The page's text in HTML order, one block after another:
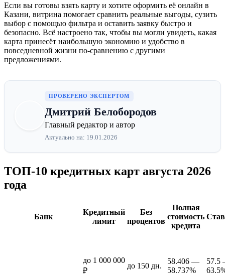
Если вы готовы взять карту и хотите оформить её онлайн в
Казани, витрина помогает сравнить реальные выгоды, сузить
выбор с помощью фильтра и оставить заявку быстро и
безопасно. Всё настроено так, чтобы вы могли увидеть, какая
карта принесёт наибольшую экономию и удобство в
повседневной жизни по-сравнению с другими
предложениями.
ПРОВЕРЕНО ЭКСПЕРТОМ
Дмитрий Белобородов
Главный редактор и автор
Актуально на: 19.01.2026
ТОП-10 кредитных карт августа 2026
года
Банк
Кредитный
лимит
Без
процентов
Полная
стоимость
кредита
до 1 000 000
₽
до 150 дн.
58.406 —
58.737%
57.5